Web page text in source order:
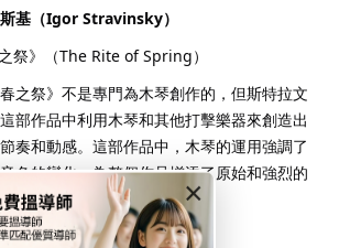
×
基（Igor Stravinsky）
祭》（The Rite of Spring）
之祭》不是專門為木琴創作的，但斯特拉文
部作品中利用木琴和其他打擊樂器來創造出
奏和動感。這部作品中，木琴的運用強調了
色的變化，為整個作品增添了原始和強烈的
Scott Johnson）